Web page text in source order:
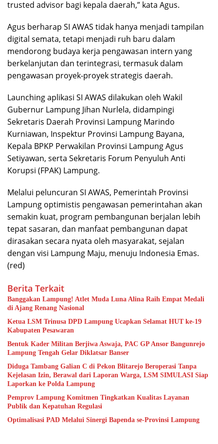
trusted advisor bagi kepala daerah,” kata Agus.
Agus berharap SI AWAS tidak hanya menjadi tampilan
digital semata, tetapi menjadi ruh baru dalam
mendorong budaya kerja pengawasan intern yang
berkelanjutan dan terintegrasi, termasuk dalam
pengawasan proyek-proyek strategis daerah.
Launching aplikasi SI AWAS dilakukan oleh Wakil
Gubernur Lampung Jihan Nurlela, didampingi
Sekretaris Daerah Provinsi Lampung Marindo
Kurniawan, Inspektur Provinsi Lampung Bayana,
Kepala BPKP Perwakilan Provinsi Lampung Agus
Setiyawan, serta Sekretaris Forum Penyuluh Anti
Korupsi (FPAK) Lampung.
Melalui peluncuran SI AWAS, Pemerintah Provinsi
Lampung optimistis pengawasan pemerintahan akan
semakin kuat, program pembangunan berjalan lebih
tepat sasaran, dan manfaat pembangunan dapat
dirasakan secara nyata oleh masyarakat, sejalan
dengan visi Lampung Maju, menuju Indonesia Emas.
(red)
Berita Terkait
Banggakan Lampung! Atlet Muda Luna Alina Raih Empat Medali
di Ajang Renang Nasional
Ketua LSM Trinusa DPD Lampung Ucapkan Selamat HUT ke-19
Kabupaten Pesawaran
Bentuk Kader Militan Berjiwa Aswaja, PAC GP Ansor Bangunrejo
Lampung Tengah Gelar Diklatsar Banser
Diduga Tambang Galian C di Pekon Blitarejo Beroperasi Tanpa
Kejelasan Izin, Berawal dari Laporan Warga, LSM SIMULASI Siap
Laporkan ke Polda Lampung
Pemprov Lampung Komitmen Tingkatkan Kualitas Layanan
Publik dan Kepatuhan Regulasi
Optimalisasi PAD Melalui Sinergi Bapenda se-Provinsi Lampung